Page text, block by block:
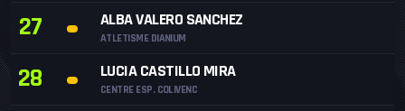
27 ALBA VALERO SANCHEZ
ATLETISME DIANIUM
28 LUCIA CASTILLO MIRA
CENTRE ESP. COLIVENC